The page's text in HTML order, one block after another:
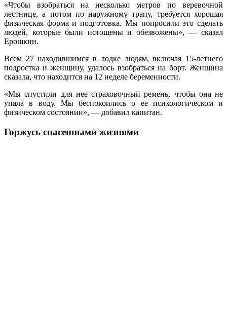
«Чтобы взобраться на несколько метров по веревочной
лестнице, а потом по наружному трапу, требуется хорошая
физическая форма и подготовка. Мы попросили это сделать
людей, которые были истощены и обезвожены», — сказал
Ерошкин.
Всем 27 находившимся в лодке людям, включая 15-летнего
подростка и женщину, удалось взобраться на борт. Женщина
сказала, что находится на 12 неделе беременности.
«Мы спустили для нее страховочный ремень, чтобы она не
упала в воду. Мы беспокоились о ее психологическом и
физическом состоянии», — добавил капитан.
Горжусь спасенными жизнями